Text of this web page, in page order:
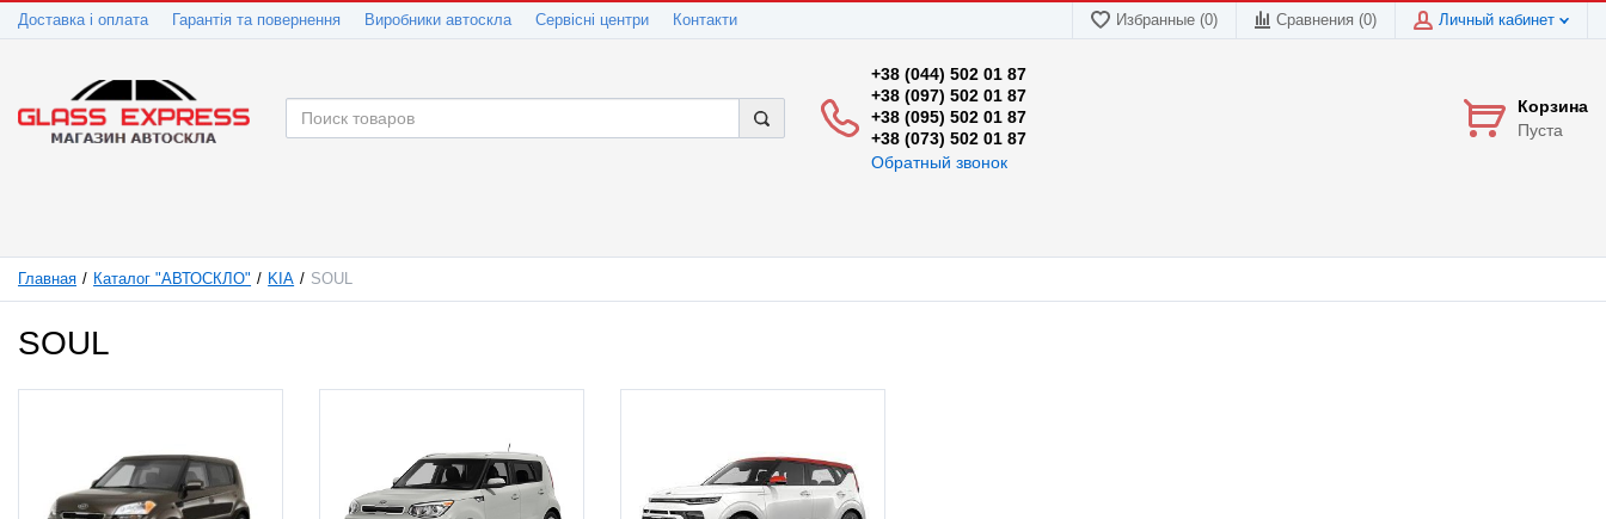
Доставка і оплата Гарантія та повернення Виробники автоскла Сервісні центри Контакти Избранные (0) Сравнения (0) Личный кабинет
+38 (044) 502 01 87
+38 (097) 502 01 87
+38 (095) 502 01 87
+38 (073) 502 01 87
Обратный звонок
Корзина
Пуста
Главная Каталог "АВТОСКЛО" KIA SOUL
SOUL